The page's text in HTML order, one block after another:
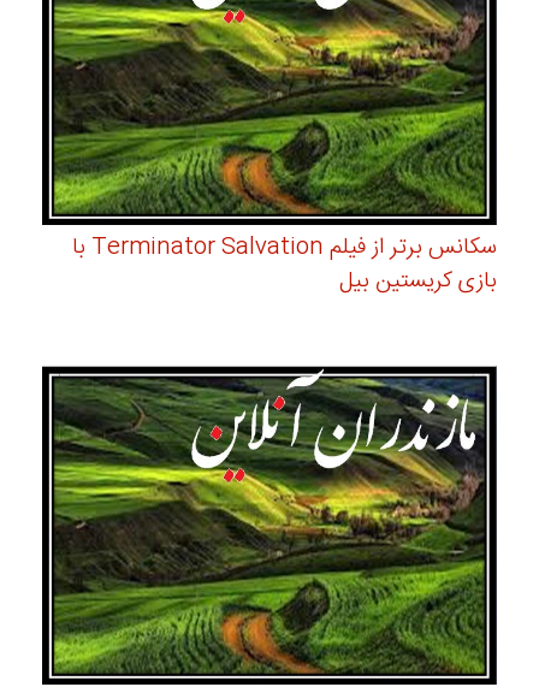
سکانس برتر از فیلم Terminator Salvation با
بازی کریستین بیل